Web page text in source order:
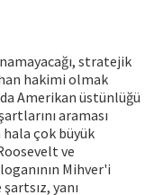
stratejik
hakimi olmak
Amerikan üstünlüğü
araması
çok büyük
ve
Mihver'i
yanı